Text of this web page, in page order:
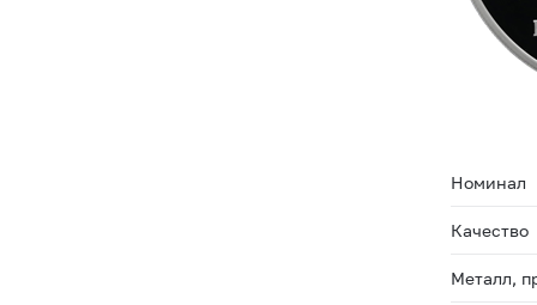
Номинал
Качество
Металл,